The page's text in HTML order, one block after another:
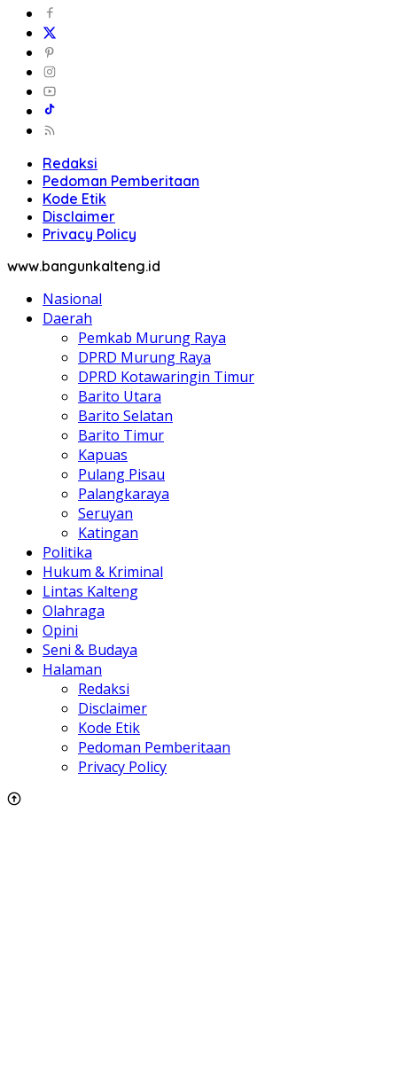
Redaksi
Pedoman Pemberitaan
Kode Etik
Disclaimer
Privacy Policy
www.bangunkalteng.id
Nasional
Daerah
Pemkab Murung Raya
DPRD Murung Raya
DPRD Kotawaringin Timur
Barito Utara
Barito Selatan
Barito Timur
Kapuas
Pulang Pisau
Palangkaraya
Seruyan
Katingan
Politika
Hukum & Kriminal
Lintas Kalteng
Olahraga
Opini
Seni & Budaya
Halaman
Redaksi
Disclaimer
Kode Etik
Pedoman Pemberitaan
Privacy Policy